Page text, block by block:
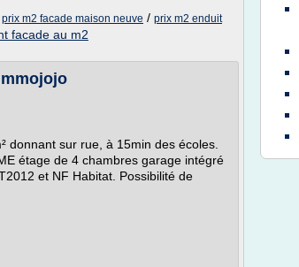
prix m2 facade maison neuve / prix m2 enduit
facade au m2
donnant sur rue, à 15min des écoles.
étage de 4 chambres garage intégré
et NF Habitat. Possibilité de